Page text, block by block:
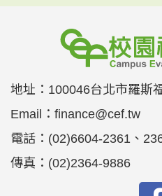
地址： 100046台北市羅斯
Email： finance@cef.tw
電話： (02)6604-2361、
傳真： (02)2364-9886